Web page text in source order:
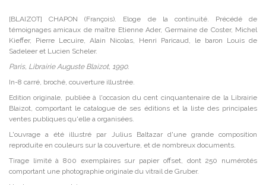
[BLAIZOT] CHAPON (François). Eloge de la continuité. Précédé de
témoignages amicaux de maître Etienne Ader, Germaine de Coster, Michel
Kieffer, Pierre Lecuire, Alain Nicolas, Henri Paricaud, le baron Louis de
Sadeleer et Lucien Scheler.
Paris, Librairie Auguste Blaizot, 1990.
In-8 carré, broché, couverture illustrée.
Edition originale, publiée à l'occasion du cent cinquantenaire de la Librairie
Blaizot, comportant le catalogue de ses éditions et la liste des principales
ventes publiques qu'elle a organisées.
L'ouvrage a été illustré par Julius Baltazar d'une grande composition
reproduite en couleurs sur la couverture, et de nombreux documents.
Tirage limité à 800 exemplaires sur papier offset, dont 250 numérotés
comportant une photographie originale du vitrail de Gruber.